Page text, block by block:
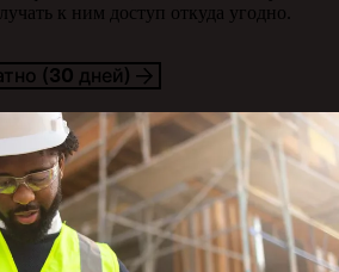
к ним доступ откуда угодно.
(30 дней)